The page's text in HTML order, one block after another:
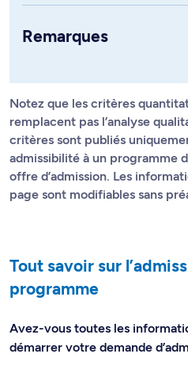
Remarques
Notez que les critères
remplacent pas l’analyse
critères sont publiés
admissibilité à un programme
offre d’admission. Les
page sont modifiables sans
Tout savoir sur
programme
Avez-vous toutes les
démarrer votre demande